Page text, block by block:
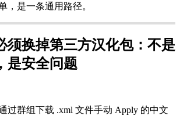
，是一条通用路径。
须换掉第三方汉化包：不是
是安全问题
群组下载 .xml 文件手动 Apply 的中文